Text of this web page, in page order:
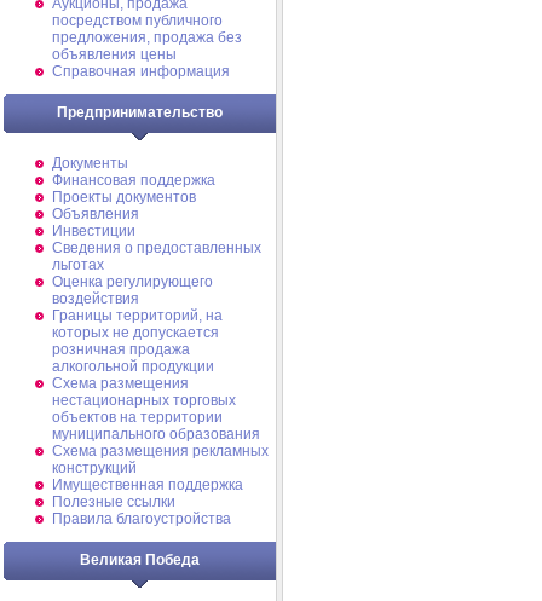
Аукционы, продажа
посредством публичного
предложения, продажа без
объявления цены
Справочная информация
Предпринимательство
Документы
Финансовая поддержка
Проекты документов
Объявления
Инвестиции
Сведения о предоставленных
льготах
Оценка регулирующего
воздействия
Границы территорий, на
которых не допускается
розничная продажа
алкогольной продукции
Схема размещения
нестационарных торговых
объектов на территории
муниципального образования
Схема размещения рекламных
конструкций
Имущественная поддержка
Полезные ссылки
Правила благоустройства
Великая Победа